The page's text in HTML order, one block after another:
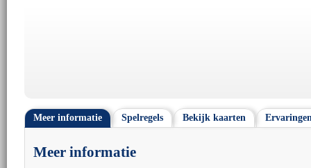
Meer informatie Spelregels Bekijk kaarten
Meer informatie